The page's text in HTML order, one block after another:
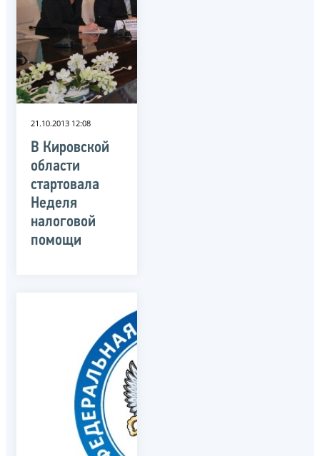
21.10.2013 12:08
В Кировской
области
стартовала
Неделя
налоговой
помощи